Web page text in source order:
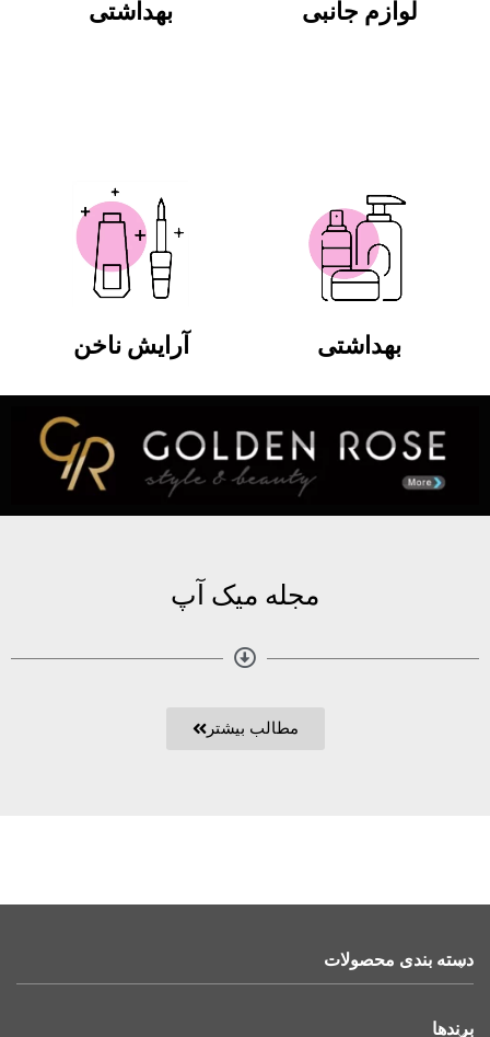
لوازم جانبی بهداشتی
بهداشتی آرایش ناخن
مجله میک آپ
مطالب بیشتر
دسته بندی محصولات
برندها